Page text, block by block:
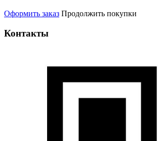
Оформить заказ Продолжить покупки
Контакты